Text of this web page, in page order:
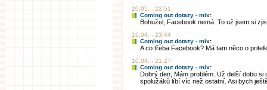
20.05. - 22:51
Coming out dotazy - mix:
Bohužel, Facebook nemá. To už jsem si
16.04. - 23:44
Coming out dotazy - mix:
A co třeba Facebook? Má tam něco o
10.04. - 21:27
Coming out dotazy - mix:
Dobrý den, Mám problém. Už delší dobu si
spolužáků líbí víc než ostatní. Asi bych